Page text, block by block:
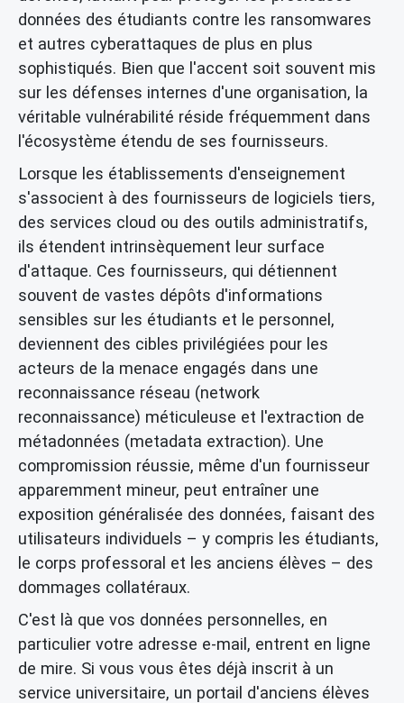
données des étudiants contre les ransomwares
et autres cyberattaques de plus en plus
sophistiqués. Bien que l'accent soit souvent mis
sur les défenses internes d'une organisation, la
véritable vulnérabilité réside fréquemment dans
l'écosystème étendu de ses fournisseurs.
Lorsque les établissements d'enseignement
s'associent à des fournisseurs de logiciels tiers,
des services cloud ou des outils administratifs,
ils étendent intrinsèquement leur surface
d'attaque. Ces fournisseurs, qui détiennent
souvent de vastes dépôts d'informations
sensibles sur les étudiants et le personnel,
deviennent des cibles privilégiées pour les
acteurs de la menace engagés dans une
reconnaissance réseau (network
reconnaissance) méticuleuse et l'extraction de
métadonnées (metadata extraction). Une
compromission réussie, même d'un fournisseur
apparemment mineur, peut entraîner une
exposition généralisée des données, faisant des
utilisateurs individuels – y compris les étudiants,
le corps professoral et les anciens élèves – des
dommages collatéraux.
C'est là que vos données personnelles, en
particulier votre adresse e-mail, entrent en ligne
de mire. Si vous vous êtes déjà inscrit à un
service universitaire, un portail d'anciens élèves